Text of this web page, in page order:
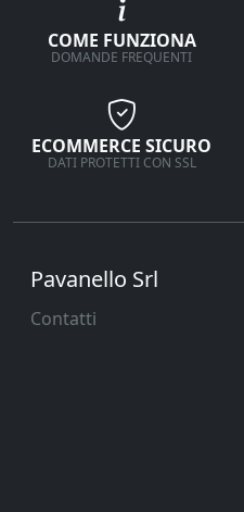
COME FUNZIONA
DOMANDE FREQUENTI
ECOMMERCE SICURO
DATI PROTETTI CON SSL
Pavanello Srl
Contatti